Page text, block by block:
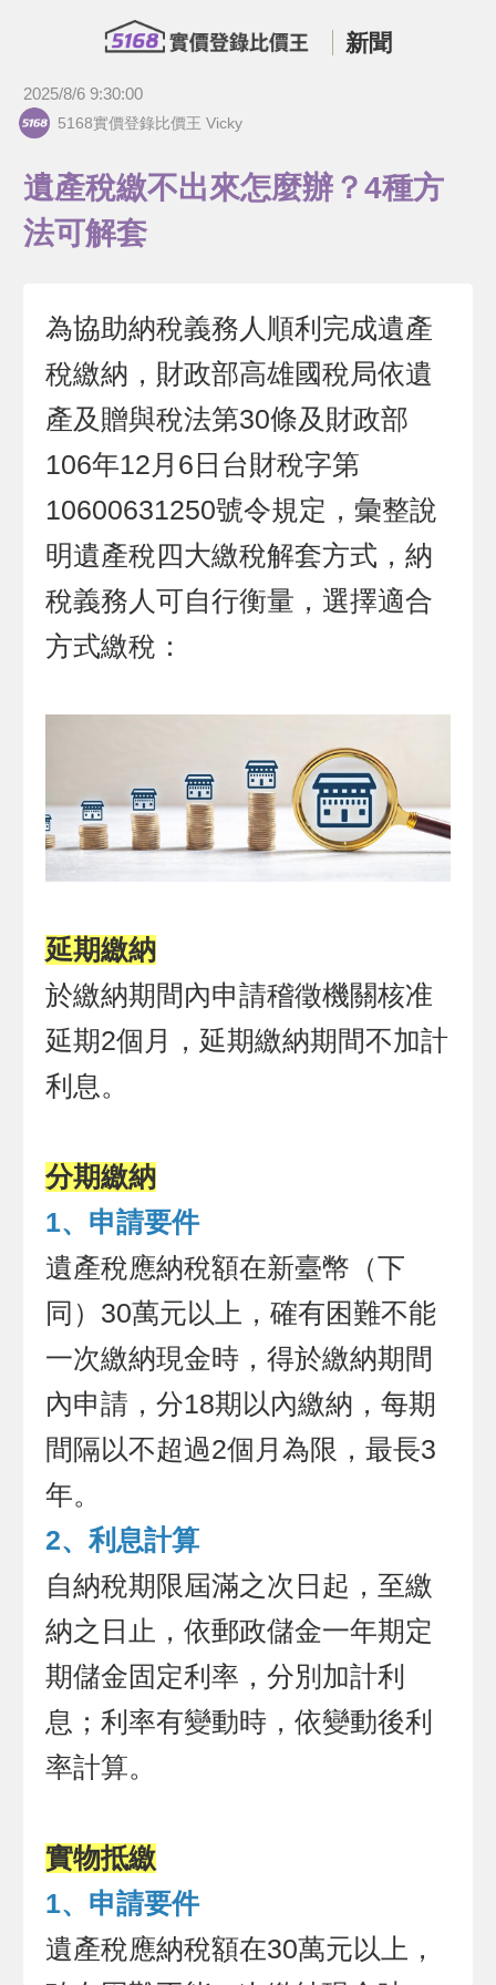
新聞
2025/8/6 9:30:00
5168實價登錄比價王 Vicky
遺產稅繳不出來怎麼辦？4種方
法可解套
為協助納稅義務人順利完成遺產
稅繳納，財政部高雄國稅局依遺
產及贈與稅法第30條及財政部
106年12月6日台財稅字第
10600631250號令規定，彙整說
明遺產稅四大繳稅解套方式，納
稅義務人可自行衡量，選擇適合
方式繳稅：
延期繳納
於繳納期間內申請稽徵機關核准
延期2個月，延期繳納期間不加計
利息。
分期繳納
1、申請要件
遺產稅應納稅額在新臺幣（下
同）30萬元以上，確有困難不能
一次繳納現金時，得於繳納期間
內申請，分18期以內繳納，每期
間隔以不超過2個月為限，最長3
年。
2、利息計算
自納稅期限屆滿之次日起，至繳
納之日止，依郵政儲金一年期定
期儲金固定利率，分別加計利
息；利率有變動時，依變動後利
率計算。
實物抵繳
1、申請要件
遺產稅應納稅額在30萬元以上，